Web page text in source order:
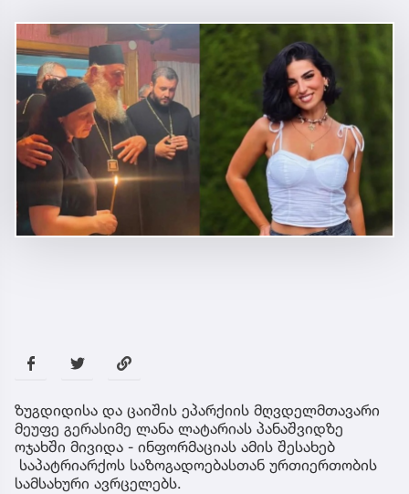
ზუგდიდისა და ცაიშის ეპარქიის მღვდელმთავარი
მეუფე გერასიმე ლანა ლატარიას პანაშვიდზე
ოჯახში მივიდა - ინფორმაციას ამის შესახებ
საპატრიარქოს საზოგადოებასთან ურთიერთობის
სამსახური ავრცელებს.